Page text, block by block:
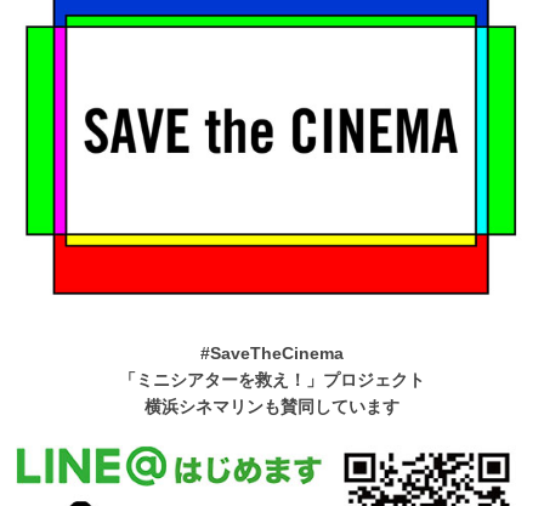
#SaveTheCinema
「ミニシアターを救え！」プロジェクト
横浜シネマリンも賛同しています